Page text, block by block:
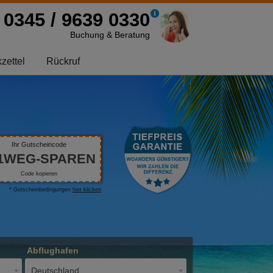
0345 / 9639 0330
Buchung & Beratung
Rückruf
Ihr Gutscheincode
SPAREN
Code kopieren
* Gutscheinbedingungen hier klicken
Abflughafen
Deutschland